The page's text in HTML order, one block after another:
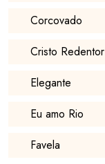
Corcovado
Cristo Redentor
Elegante
Eu amo Rio
Favela